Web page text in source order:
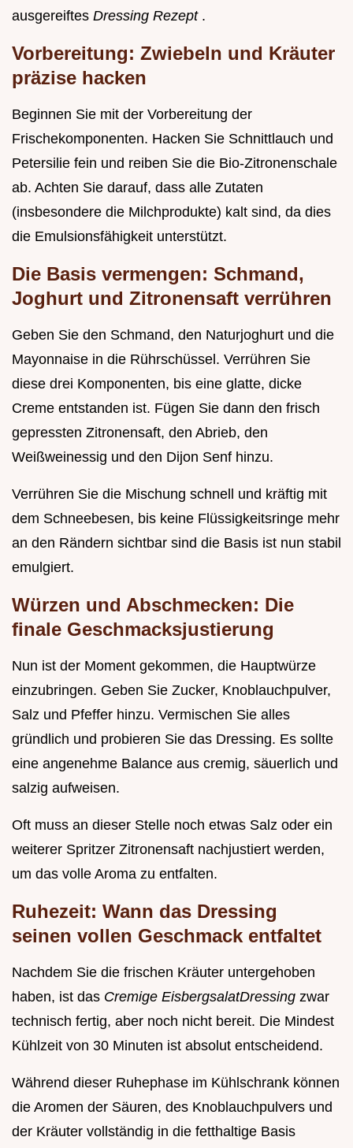
ausgereiftes Dressing Rezept .
Vorbereitung: Zwiebeln und Kräuter
präzise hacken
Beginnen Sie mit der Vorbereitung der
Frischekomponenten. Hacken Sie Schnittlauch und
Petersilie fein und reiben Sie die Bio-Zitronenschale
ab. Achten Sie darauf, dass alle Zutaten
(insbesondere die Milchprodukte) kalt sind, da dies
die Emulsionsfähigkeit unterstützt.
Die Basis vermengen: Schmand,
Joghurt und Zitronensaft verrühren
Geben Sie den Schmand, den Naturjoghurt und die
Mayonnaise in die Rührschüssel. Verrühren Sie
diese drei Komponenten, bis eine glatte, dicke
Creme entstanden ist. Fügen Sie dann den frisch
gepressten Zitronensaft, den Abrieb, den
Weißweinessig und den Dijon Senf hinzu.
Verrühren Sie die Mischung schnell und kräftig mit
dem Schneebesen, bis keine Flüssigkeitsringe mehr
an den Rändern sichtbar sind die Basis ist nun stabil
emulgiert.
Würzen und Abschmecken: Die
finale Geschmacksjustierung
Nun ist der Moment gekommen, die Hauptwürze
einzubringen. Geben Sie Zucker, Knoblauchpulver,
Salz und Pfeffer hinzu. Vermischen Sie alles
gründlich und probieren Sie das Dressing. Es sollte
eine angenehme Balance aus cremig, säuerlich und
salzig aufweisen.
Oft muss an dieser Stelle noch etwas Salz oder ein
weiterer Spritzer Zitronensaft nachjustiert werden,
um das volle Aroma zu entfalten.
Ruhezeit: Wann das Dressing
seinen vollen Geschmack entfaltet
Nachdem Sie die frischen Kräuter untergehoben
haben, ist das Cremige EisbergsalatDressing zwar
technisch fertig, aber noch nicht bereit. Die Mindest
Kühlzeit von 30 Minuten ist absolut entscheidend.
Während dieser Ruhephase im Kühlschrank können
die Aromen der Säuren, des Knoblauchpulvers und
der Kräuter vollständig in die fetthaltige Basis